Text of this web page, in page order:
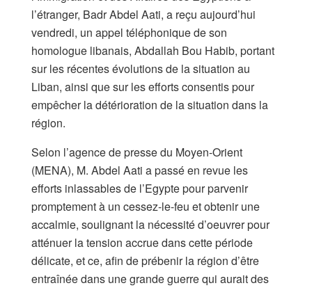
l’étranger, Badr Abdel Aati, a reçu aujourd’hui
vendredi, un appel téléphonique de son
homologue libanais, Abdallah Bou Habib, portant
sur les récentes évolutions de la situation au
Liban, ainsi que sur les efforts consentis pour
empêcher la détérioration de la situation dans la
région.
Selon l’agence de presse du Moyen-Orient
(MENA), M. Abdel Aati a passé en revue les
efforts inlassables de l’Egypte pour parvenir
promptement à un cessez-le-feu et obtenir une
accalmie, soulignant la nécessité d’oeuvrer pour
atténuer la tension accrue dans cette période
délicate, et ce, afin de prébenir la région d’être
entraînée dans une grande guerre qui aurait des